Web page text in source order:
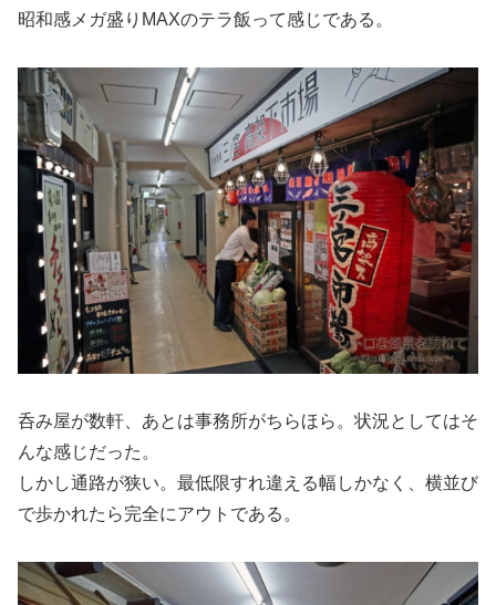
昭和感メガ盛りMAXのテラ飯って感じである。
呑み屋が数軒、あとは事務所がちらほら。状況としてはそ
んな感じだった。
しかし通路が狭い。最低限すれ違える幅しかなく、横並び
で歩かれたら完全にアウトである。